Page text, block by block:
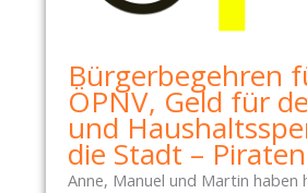
Bürgerbegehren
ÖPNV, Geld für
und
die Stadt –
Anne, Manuel und Martin haben